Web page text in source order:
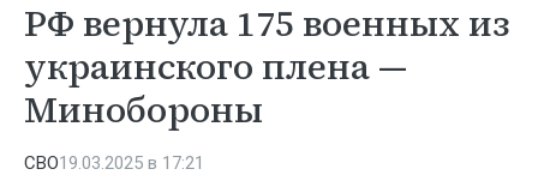
РФ вернула 175 военных из
украинского плена —
Минобороны
СВО19.03.2025 в 17:21